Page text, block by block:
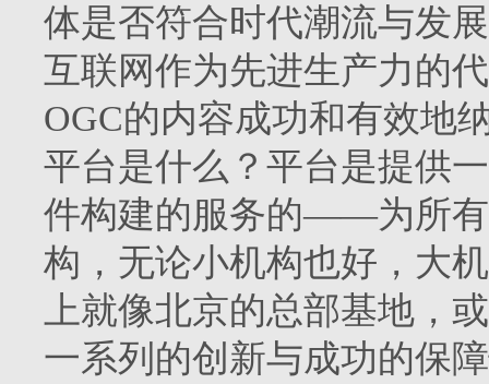
体是否符合时代潮流与发
互联网作为先进生产力的
OGC的内容成功和有效地
平台是什么？平台是提供
件构建的服务的——为所有
构，无论小机构也好，大
上就像北京的总部基地，
一系列的创新与成功的保